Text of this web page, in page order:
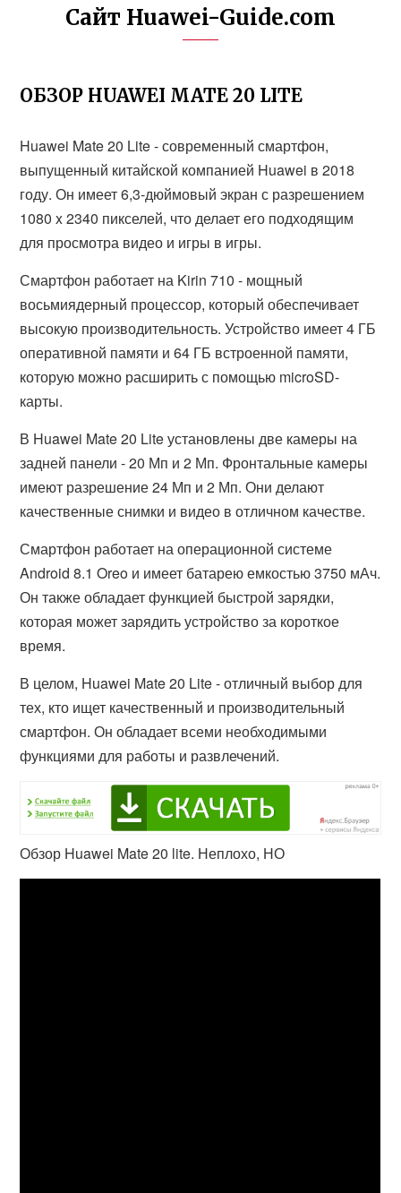
Сайт Huawei-Guide.com
ОБЗОР HUAWEI MATE 20 LITE
Huawei Mate 20 Lite - современный смартфон,
выпущенный китайской компанией Huawei в 2018
году. Он имеет 6,3-дюймовый экран с разрешением
1080 x 2340 пикселей, что делает его подходящим
для просмотра видео и игры в игры.
Смартфон работает на Kirin 710 - мощный
восьмиядерный процессор, который обеспечивает
высокую производительность. Устройство имеет 4 ГБ
оперативной памяти и 64 ГБ встроенной памяти,
которую можно расширить с помощью microSD-
карты.
В Huawei Mate 20 Lite установлены две камеры на
задней панели - 20 Мп и 2 Мп. Фронтальные камеры
имеют разрешение 24 Мп и 2 Мп. Они делают
качественные снимки и видео в отличном качестве.
Смартфон работает на операционной системе
Android 8.1 Oreo и имеет батарею емкостью 3750 мАч.
Он также обладает функцией быстрой зарядки,
которая может зарядить устройство за короткое
время.
В целом, Huawei Mate 20 Lite - отличный выбор для
тех, кто ищет качественный и производительный
смартфон. Он обладает всеми необходимыми
функциями для работы и развлечений.
Обзор Huawei Mate 20 lite. Неплохо, НО